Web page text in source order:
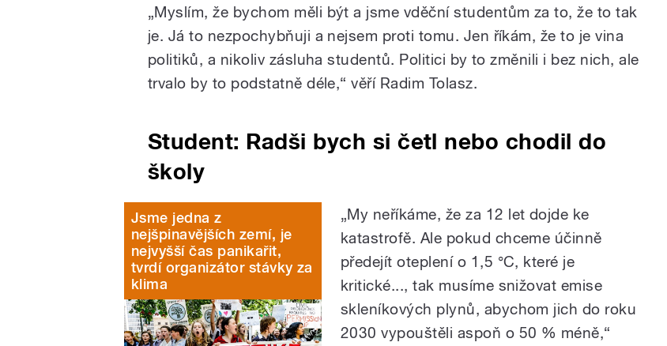
„Myslím, že bychom měli být a jsme vděční studentům za to, že to tak
je. Já to nezpochybňuji a nejsem proti tomu. Jen říkám, že to je vina
politiků, a nikoliv zásluha studentů. Politici by to změnili i bez nich, ale
trvalo by to podstatně déle,“ věří Radim Tolasz.
Student: Radši bych si četl nebo chodil do
školy
Jsme jedna z
nejšpinavějších zemí, je
nejvyšší čas panikařit,
tvrdí organizátor stávky za
klima
„My neříkáme, že za 12 let dojde ke
katastrofě. Ale pokud chceme účinně
předejít oteplení o 1,5 °C, které je
kritické..., tak musíme snižovat emise
skleníkových plynů, abychom jich do roku
2030 vypouštěli aspoň o 50 % méně,“